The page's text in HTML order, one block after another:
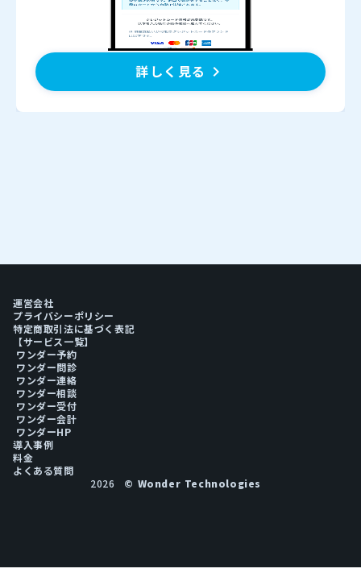
詳しく見る keyboard_arrow_right
運営会社
プライバシーポリシー
特定商取引法に基づく表記
【サービス一覧】
ワンダー予約
ワンダー問診
ワンダー連絡
ワンダー相談
ワンダー受付
ワンダー会計
ワンダーHP
導入事例
料金
よくある質問
2026
© Wonder Technologies